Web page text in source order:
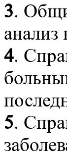
3.
анализ
4.
5.